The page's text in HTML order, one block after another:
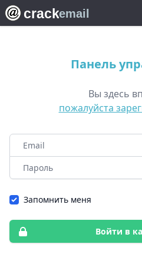
crackemail
Панель
Вы здесь
пожалуйста
Email
Пароль
Запомнить меня
Войти в